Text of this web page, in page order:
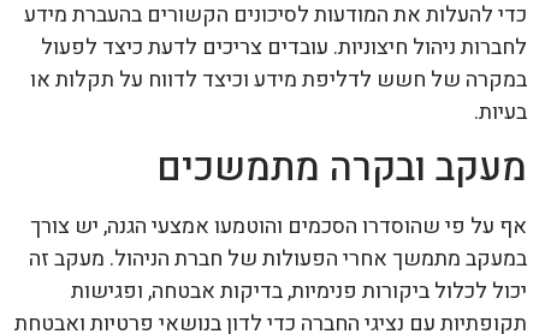
כדי להעלות את המודעות לסיכונים הקשורים בהעברת מידע
לחברות ניהול חיצוניות. עובדים צריכים לדעת כיצד לפעול
במקרה של חשש לדליפת מידע וכיצד לדווח על תקלות או
בעיות.
מעקב ובקרה מתמשכים
אף על פי שהוסדרו הסכמים והוטמעו אמצעי הגנה, יש צורך
במעקב מתמשך אחרי הפעולות של חברת הניהול. מעקב זה
יכול לכלול ביקורות פנימיות, בדיקות אבטחה, ופגישות
תקופתיות עם נציגי החברה כדי לדון בנושאי פרטיות ואבטחת